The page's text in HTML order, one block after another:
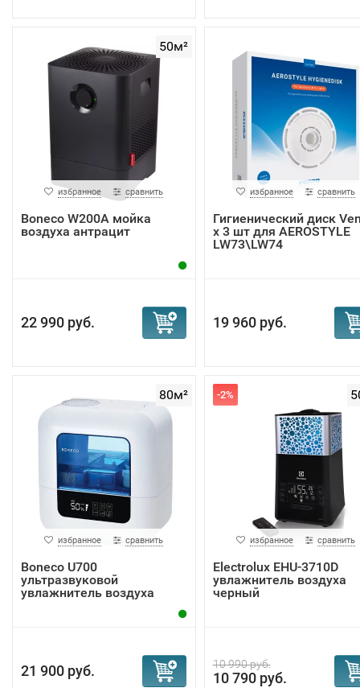
50м²
избранное сравнить
Boneco W200A мойка
воздуха антрацит
22 990 руб.
избранное сравнить
Гигиенический диск
х 3 шт для AEROSTYLE
LW73\LW74
19 960 руб.
80м²
избранное сравнить
Boneco U700
ультразвуковой
увлажнитель воздуха
21 900 руб.
-2%
избранное сравнить
Electrolux EHU-3710D
увлажнитель воздуха
черный
10 990 руб.
10 790 руб.